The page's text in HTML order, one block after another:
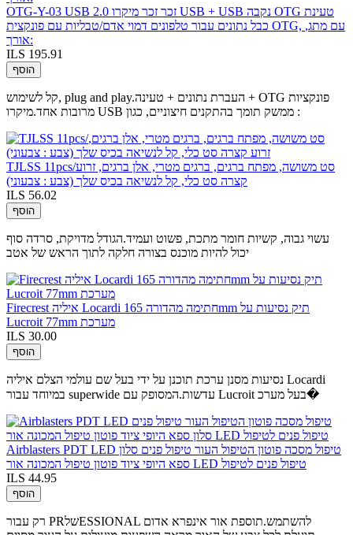
OTG-Y-03 USB 2.0 זכר זכר מיקרו USB + USB נקבה OTG טעינת
כבל נתונים עבור טלפונים דמוי אדם/טבליות עם פונקצית OTG, עם מתג,
אורך:
ILS 195.91
הוסף
קל לשימוש, plug and play.העברת נתונים + טעינה + OTG פונקציות
מרובות אחד.מיקרו USB ממשק תומך בהתקנים חיצוניים, כגון :
TJLSS 11pcs/סט משושה, מפתח ברגים, ברגים מטרי, אלן ברגים, זרוע
קצרה סט כלי, קל לנשיאה בכיס שלך (צבע : צבעוני)
ILS 56.02
הוסף
עשוי גבוה, קשיות חומר מתכת, פשוט ועמיד.הגודל מדויקת, סרדה סוף
יכול להיות מוכנס בצורה חלקה לתוך הראש של אטב
Firecrest איליה Locardi חתימה מהדורה 165mm תיק נסיעות על
Lucroit 77mm מערכת
ILS 30.00
הוסף
נסיעות מסנן ערכת תוכנן על ידי בעל שם עולמי הצלם איליה Locardi
במיוחד עבור superwide עדשות.המסופק עם Lucroit בעל מערכ�
Airblasters PDT LED טיפול מסכה פוטון הטיפול העור טיפול פנים סלון
ספא היופי ציוד פוטון טיפול המכונה אור LED טיפול פנים לטיפול
ILS 44.95
הוסף
רק עבור PRשלESSIONAL להשתמש.תוספת אור אינפרא אדום